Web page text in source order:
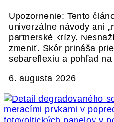
Upozornenie: Tento
univerzálne návody ani
partnerské krízy.
zmeniť. Skôr prináša
sebareflexiu a pohľad
6. augusta 2026